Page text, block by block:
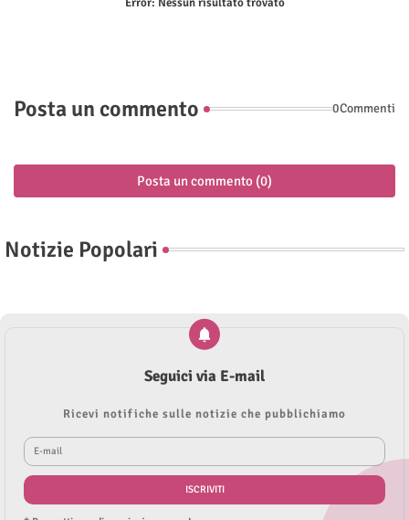
Posta un commento 0Commenti
Posta un commento (0)
Notizie Popolari
Seguici via E-mail
Ricevi notifiche sulle notizie che pubblichiamo